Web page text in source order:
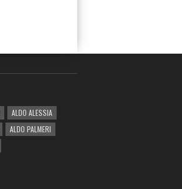
ALDO ALESSIA
ALDO PALMERI